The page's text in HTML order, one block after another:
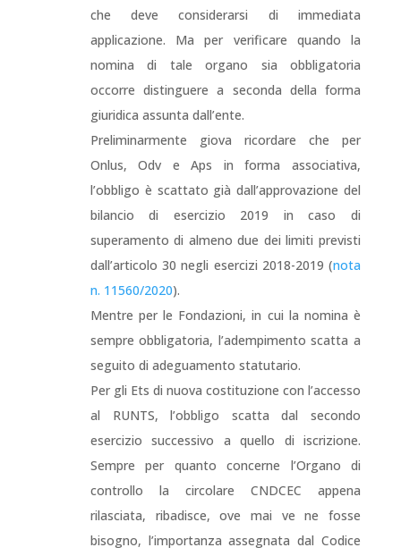
che deve considerarsi di immediata
applicazione. Ma per verificare quando la
nomina di tale organo sia obbligatoria
occorre distinguere a seconda della forma
giuridica assunta dall’ente.
Preliminarmente giova ricordare che per
Onlus, Odv e Aps in forma associativa,
l’obbligo è scattato già dall’approvazione del
bilancio di esercizio 2019 in caso di
superamento di almeno due dei limiti previsti
dall’articolo 30 negli esercizi 2018-2019 (nota
n. 11560/2020).
Mentre per le Fondazioni, in cui la nomina è
sempre obbligatoria, l’adempimento scatta a
seguito di adeguamento statutario.
Per gli Ets di nuova costituzione con l’accesso
al RUNTS, l’obbligo scatta dal secondo
esercizio successivo a quello di iscrizione.
Sempre per quanto concerne l’Organo di
controllo la circolare CNDCEC appena
rilasciata, ribadisce, ove mai ve ne fosse
bisogno, l’importanza assegnata dal Codice